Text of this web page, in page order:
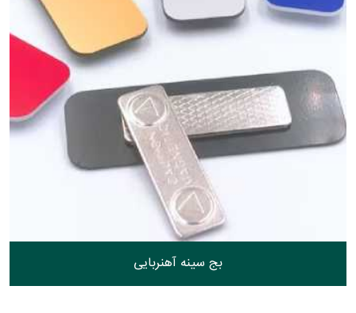
بج سینه آهنربایی